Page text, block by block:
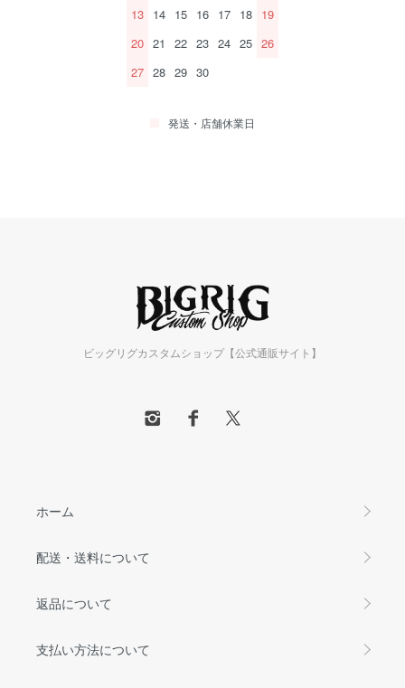
13 14 15 16 17 18 19
20 21 22 23 24 25 26
27 28 29 30
発送・店舗休業日
ビッグリグカスタムショップ【公式通販サイト】
ホーム
配送・送料について
返品について
支払い方法について